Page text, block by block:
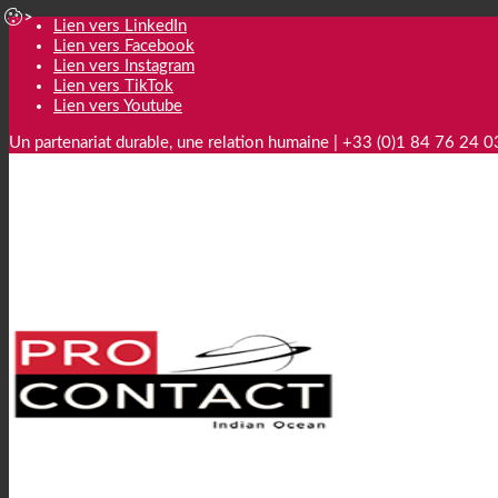
Lien vers LinkedIn
Lien vers Facebook
Lien vers Instagram
Lien vers TikTok
Lien vers Youtube
Un partenariat durable, une relation humaine | +33 (0)1 84 76 24